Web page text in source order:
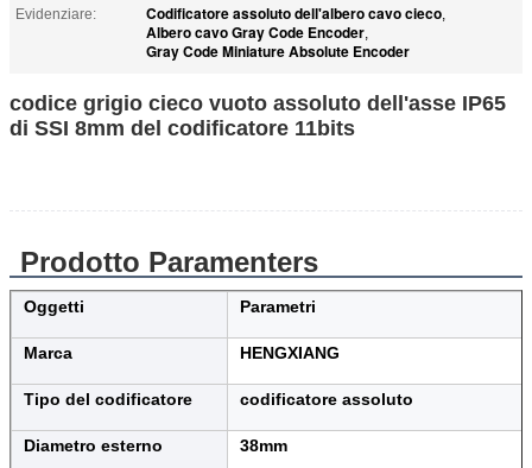
Evidenziare:
Codificatore assoluto dell'albero cavo cieco,
Albero cavo Gray Code Encoder,
Gray Code Miniature Absolute Encoder
codice grigio cieco vuoto assoluto dell'asse IP65
di SSI 8mm del codificatore 11bits
Prodotto Paramenters
Oggetti Parametri
Marca HENGXIANG
Tipo del codificatore codificatore assoluto
Diametro esterno 38mm